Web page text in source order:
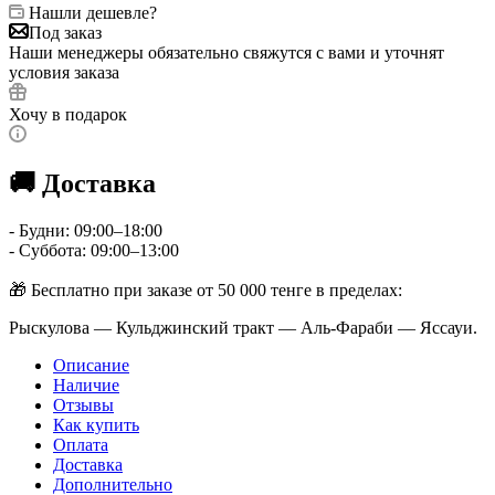
Нашли дешевле?
Под заказ
Наши менеджеры обязательно свяжутся с вами и уточнят
условия заказа
Хочу в подарок
🚚 Доставка
- Будни: 09:00–18:00
- Суббота: 09:00–13:00
🎁 Бесплатно при заказе от 50 000 тенге в пределах:
Рыскулова — Кульджинский тракт — Аль-Фараби — Яссауи.
Описание
Наличие
Отзывы
Как купить
Оплата
Доставка
Дополнительно